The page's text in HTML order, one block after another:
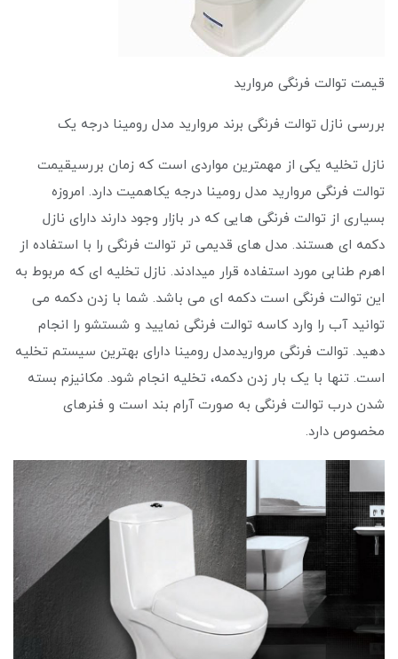
قیمت توالت فرنگی مروارید
بررسی نازل توالت فرنگی برند مروارید مدل رومینا درجه یک
نازل تخلیه یکی از مهمترین مواردی است که زمان بررسیقیمت
توالت فرنگی مروارید مدل رومینا درجه یکاهمیت دارد. امروزه
بسیاری از توالت فرنگی هایی که در بازار وجود دارند دارای نازل
دکمه ای هستند. مدل های قدیمی تر توالت فرنگی را با استفاده از
اهرم طنابی مورد استفاده قرار میدادند. نازل تخلیه ای که مربوط به
این توالت فرنگی است دکمه ای می باشد. شما با زدن دکمه می
توانید آب را وارد کاسه توالت فرنگی نمایید و شستشو را انجام
دهید. توالت فرنگی مرواریدمدل رومینا دارای بهترین سیستم تخلیه
است. تنها با یک بار زدن دکمه، تخلیه انجام شود. مکانیزم بسته
شدن درب توالت فرنگی به صورت آرام بند است و فنرهای
مخصوص دارد.